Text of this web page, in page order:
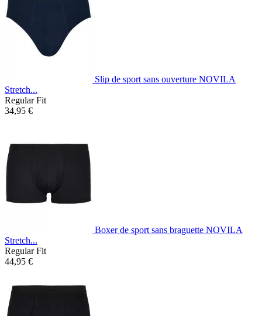
Slip de sport sans ouverture NOVILA
Stretch...
Regular Fit
34,95 €
Boxer de sport sans braguette NOVILA
Stretch...
Regular Fit
44,95 €